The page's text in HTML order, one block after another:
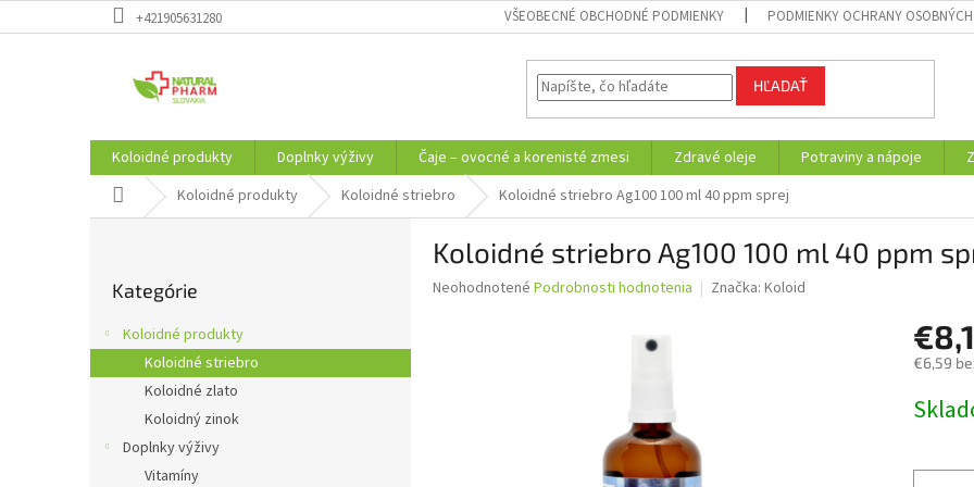
na
+421905631280 VŠEOBECNÉ OBCHODNÉ PODMIENKY PODMIENKY OCHRANY OSOBNÝCH
HĽADAŤ
Koloidné produkty Doplnky výživy Čaje – ovocné a korenisté zmesi Zdravé oleje Potraviny a nápoje
DomovKoloidné produkty Koloidné striebro Koloidné striebro Ag100 100 ml 40 ppm sprej
p
a
kategórie
Kategórie
Koloidné produkty
Koloidné striebro
Koloidné zlato
Koloidný zinok
Doplnky výživy
Vitamíny
Koloidné striebro Ag100 100 ml 40 ppm
Priemerné
Neohodnotené Podrobnosti hodnotenia Značka: Koloid
€6,59
cena: